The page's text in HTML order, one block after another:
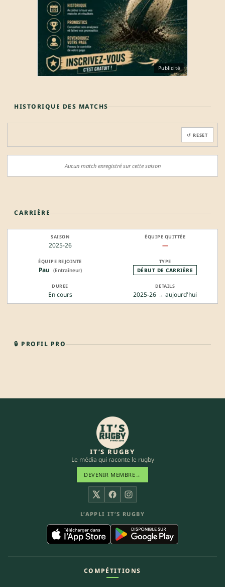
Publicité
HISTORIQUE DES MATCHS
↺ RESET
Aucun match enregistré sur cette saison
CARRIÈRE
2025-26 —
Pau (Entraîneur) DÉBUT DE CARRIÈRE
En cours 2025-26 → aujourd'hui
🔒 PROFIL PRO
IT’S RUGBY
Le média qui raconte le rugby
DEVENIR MEMBRE→
X FacebookInstagram
L’APPLI IT’S RUGBY
COMPÉTITIONS